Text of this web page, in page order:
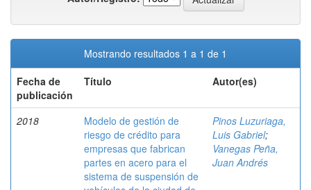
Mostrando resultados 1 a 1 de 1
Fecha de
publicación
Título Autor(es)
2018
Modelo de gestión de
riesgo de crédito para
empresas que fabrican
partes en acero para el
sistema de suspensión de
Pinos Luzuriaga,
Luis Gabriel;
Vanegas Peña,
Juan Andrés